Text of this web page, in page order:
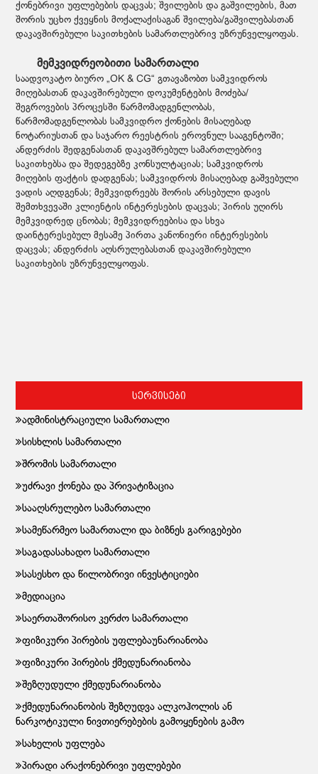
ქონებრივი უფლებების დაცვას; შვილების და გაშვილების, მათ
შორის უცხო ქვეყნის მოქალაქისაგან შვილება/გაშვილებასთან
დაკავშირებული საკითხების სამართლებრივ უზრუნველყოფას.
მემკვიდრეობითი სამართალი
საადვოკატო ბიურო „OK & CG“ გთავაზობთ სამკვიდროს
მიღებასთან დაკავშირებული დოკუმენტების მოძება/
შეგროვების პროცესში წარმომადგენლობას,
წარმომადგენლობას სამკვიდრო ქონების მისაღებად
ნოტარიუსთან და საჯარო რეესტრის ეროვნულ სააგენტოში;
ანდერძის შედგენასთან დაკავშრებულ სამართლებრივ
საკითხებსა და შედეგებზე კონსულტაციას; სამკვიდროს
მიღების ფაქტის დადგენას; სამკვიდროს მისაღებად გაშვებული
ვადის აღდგენას; მემკვიდრეებს შორის არსებული დავის
შემთხვევაში კლიენტის ინტერესების დაცვას; პირის უღირს
მემკვიდრედ ცნობას; მემკვიდრეებისა და სხვა
დაინტერესებულ მესამე პირთა კანონიერი ინტერესების
დაცვას; ანდერძის აღსრულებასთან დაკავშირებული
საკითხების უზრუნველყოფას.
სერვისები
ადმინისტრაციული სამართალი
სისხლის სამართალი
შრომის სამართალი
უძრავი ქონება და პრივატიზაცია
სააღსრულებო სამართალი
სამეწარმეო სამართალი და ბიზნეს გარიგებები
საგადასახადო სამართალი
სასესხო და წილობრივი ინვესტიციები
მედიაცია
საერთაშორისო კერძო სამართალი
ფიზიკური პირების უფლებაუნარიანობა
ფიზიკური პირების ქმედუნარიანობა
შეზღუდული ქმედუნარიანობა
ქმედუნარიანობის შეზღუდვა ალკოჰოლის ან
ნარკოტიკული ნივთიერებების გამოყენების გამო
სახელის უფლება
პირადი არაქონებრივი უფლებები